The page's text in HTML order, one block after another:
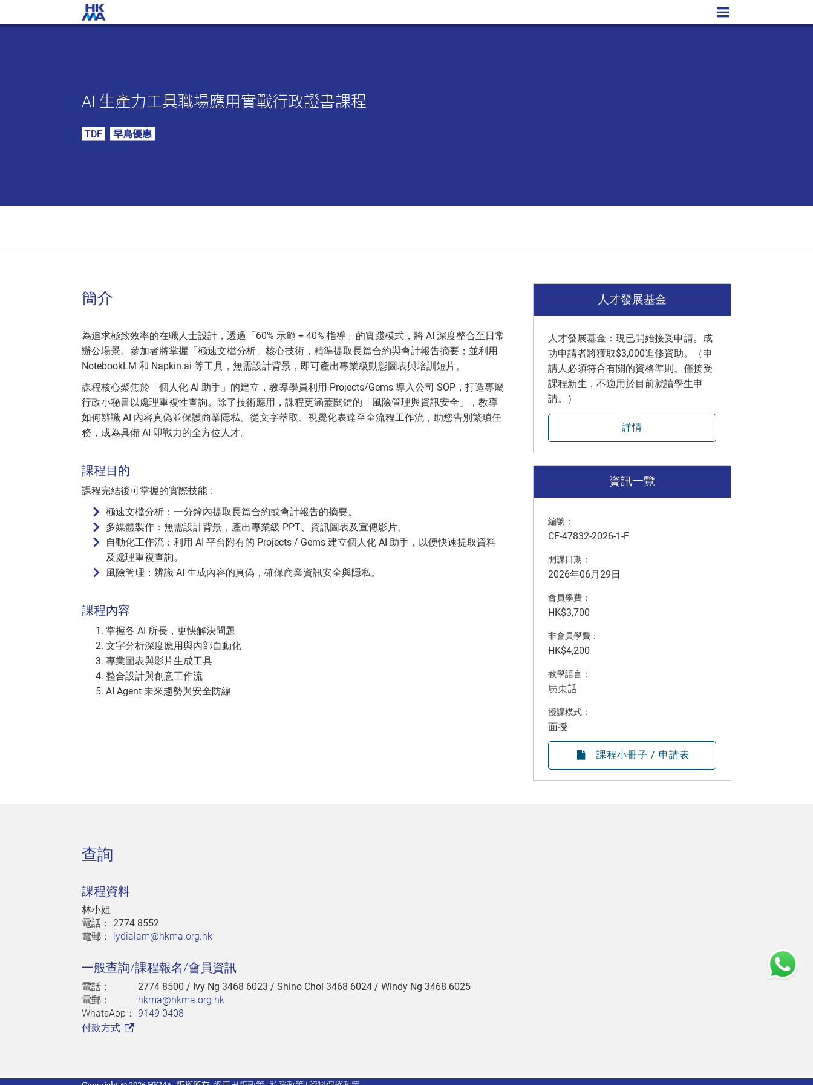
AI 生產力工具職場應用實戰行政證書課程
TDF 早鳥優惠
簡介
為追求極致效率的在職人士設計，透過「60% 示範 + 40% 指導」的實踐模式，將 AI 深度整合至日常
辦公場景。參加者將掌握「極速文檔分析」核心技術，精準提取長篇合約與會計報告摘要；並利用
NotebookLM 和 Napkin.ai 等工具，無需設計背景，即可產出專業級動態圖表與培訓短片。
課程核心聚焦於「個人化 AI 助手」的建立，教導學員利用 Projects/Gems 導入公司 SOP，打造專屬
行政小秘書以處理重複性查詢。除了技術應用，課程更涵蓋關鍵的「風險管理與資訊安全」，教導
如何辨識 AI 內容真偽並保護商業隱私。從文字萃取、視覺化表達至全流程工作流，助您告別繁瑣任
務，成為具備 AI 即戰力的全方位人才。
課程目的
課程完結後可掌握的實際技能 :
極速文檔分析：一分鐘內提取長篇合約或會計報告的摘要。
多媒體製作：無需設計背景，產出專業級 PPT、資訊圖表及宣傳影片。
自動化工作流：利用 AI 平台附有的 Projects / Gems 建立個人化 AI 助手，以便快速提取資料
及處理重複查詢。
風險管理：辨識 AI 生成內容的真偽，確保商業資訊安全與隱私。
課程內容
掌握各 AI 所長，更快解決問題
文字分析深度應用與內部自動化
專業圖表與影片生成工具
整合設計與創意工作流
AI Agent 未來趨勢與安全防線
人才發展基金
人才發展基金：現已開始接受申請。成
功申請者將獲取$3,000進修資助。（申
請人必須符合有關的資格準則。僅接受
課程新生，不適用於目前就讀學生申
請。）
詳情
資訊一覽
編號：
CF-47832-2026-1-F
開課日期：
2026年06月29日
會員學費：
HK$3,700
非會員學費：
HK$4,200
教學語言：
廣東話
授課模式：
面授
課程小冊子 / 申請表
查詢
課程資料
林小姐
電話： 2774 8552
電郵：
lydialam@hkma.org.hk
一般查詢/課程報名/會員資訊
電話： 2774 8500 / Ivy Ng 3468 6023 / Shino Choi 3468 6024 / Windy Ng 3468 6025
電郵：
hkma@hkma.org.hk
WhatsApp： 9149 0408
付款方式